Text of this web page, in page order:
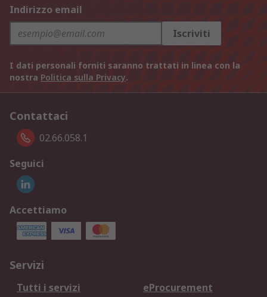
Indirizzo email
Iscriviti
I dati personali forniti saranno trattati in linea con la
nostra Politica sulla Privacy.
Contattaci
02.66.058.1
Seguici
Accettiamo
Servizi
Tutti i servizi
eProcurement